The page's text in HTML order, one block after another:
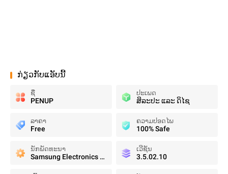
ກ່ຽວກັບແອັບນີ້
ຊື່
PENUP
ປະເພດ
ສິລະປະ ແລະ ດິໄຊ
ລາຄາ
Free
ຄວາມປອດໄພ
100% Safe
ນັກພັດທະນາ
Samsung Electronics Co., Ltd.
ເວີຊັນ
3.5.02.10